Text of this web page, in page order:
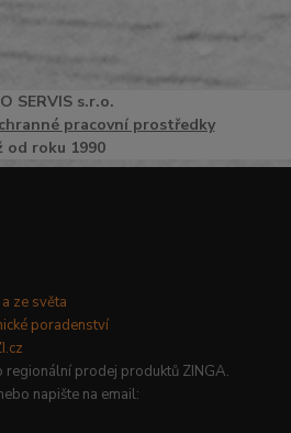
SERVISs.r.o.
pracovní prostředky
od roku 1990
ze světa
poradenství
prodej produktů ZINGA.
napište na email: